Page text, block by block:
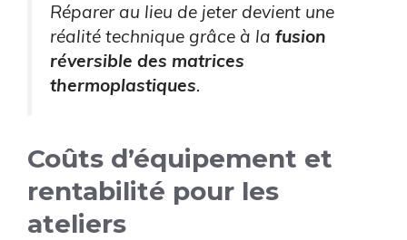
Réparer au lieu de jeter devient une
réalité technique grâce à la fusion
réversible des matrices
thermoplastiques.
Coûts d’équipement et
rentabilité pour les
ateliers